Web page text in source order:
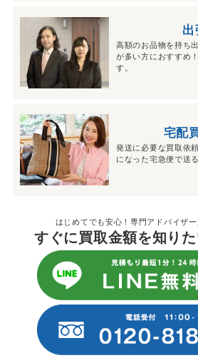
出
高額のお品物を持ち
が多い方におすすめ
す。
宅配
発送に必要な買取依
になった宅急便で送
はじめてでも安心！専門アドバイザー
すぐに買取金額を知り